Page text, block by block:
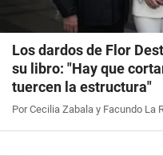
Los dardos de Flor
su libro: "Hay que
tuercen la estructura"
Por Cecilia Zabala y Facundo La